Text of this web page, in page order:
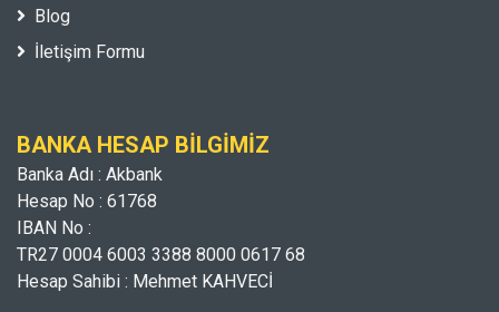
Blog
İletişim Formu
BANKA HESAP BILGIMIZ
Banka Adı : Akbank
Hesap No : 61768
IBAN No :
TR27 0004 6003 3388 8000 0617 68
Hesap Sahibi : Mehmet KAHVECİ